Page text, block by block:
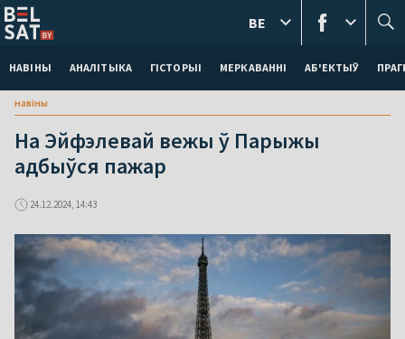
НАВІНЫ АНАЛІТЫКА ГІСТОРЫІ МЕРКАВАННI АБ'ЕКТЫЎ
BE
навіны
На Эйфэлевай вежы ў Парыжы
адбыўся пажар
24.12.2024, 14:43